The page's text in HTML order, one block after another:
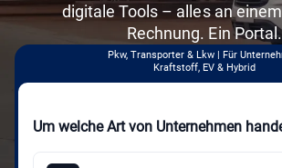
digitale Tools – alles an
Rechnung. Ein Portal.
Pkw, Transporter & Lkw | Für
Kraftstoff, EV & Hybrid
Um welche Art von Unternehmen